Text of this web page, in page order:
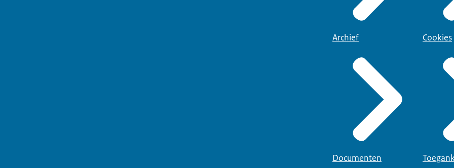
Archief
Documenten
Cookies